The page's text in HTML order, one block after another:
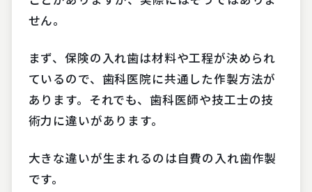
せん。
まず、保険の入れ歯は材料や工程が決められ
ているので、歯科医院に共通した作製方法が
あります。それでも、歯科医師や技工士の技
術力に違いがあります。
大きな違いが生まれるのは自費の入れ歯作製
です。